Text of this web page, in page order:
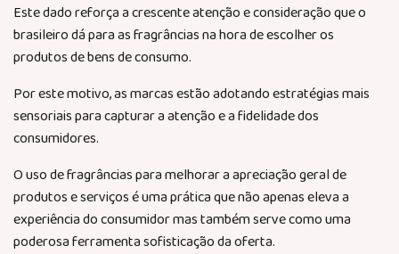
Este dado reforça a crescente atenção e consideração que o
brasileiro dá para as fragrâncias na hora de escolher os
produtos de bens de consumo.
Por este motivo, as marcas estão adotando estratégias mais
sensoriais para capturar a atenção e a fidelidade dos
consumidores.
O uso de fragrâncias para melhorar a apreciação geral de
produtos e serviços é uma prática que não apenas eleva a
experiência do consumidor mas também serve como uma
poderosa ferramenta sofisticação da oferta.